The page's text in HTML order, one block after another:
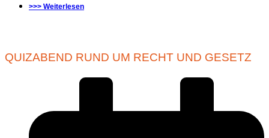
>>> Weiterlesen
QUIZABEND RUND UM RECHT UND GESETZ